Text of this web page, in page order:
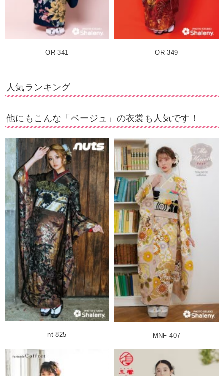
OR-341 OR-349
人気ランキング
他にもこんな「ベージュ」の衣裳も人気です！
nt-825 MNF-407